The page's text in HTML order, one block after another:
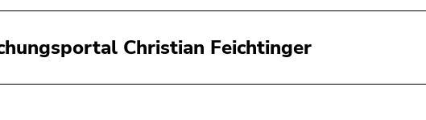
Christian Feichtinger